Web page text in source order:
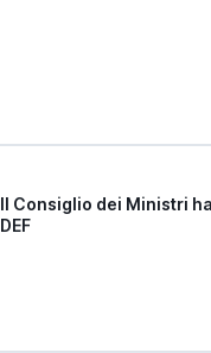
Il Consiglio dei Ministri
DEF